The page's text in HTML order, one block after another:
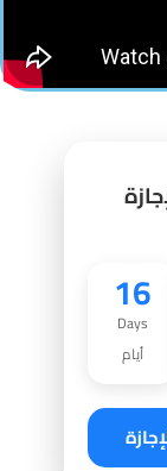
16
Days
أيام